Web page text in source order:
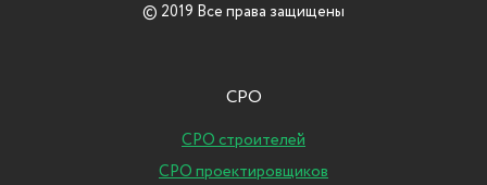
© 2019 Все права защищены
СРО
СРО строителей
СРО проектировщиков